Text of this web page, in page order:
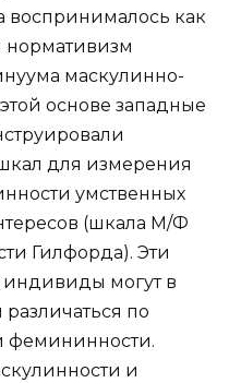
воспринималось как
нормативизм
маскулинно-
основе западные
для измерения
умственных
(шкала М/Ф
Гилфорда). Эти
индивиды могут в
по
фемининности.
и